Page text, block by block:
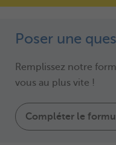
Poser une
Remplissez notre
vous au plus vite !
Compléter le